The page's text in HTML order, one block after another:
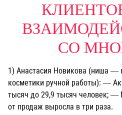
СО
1) Анастасия Новикова (ниша —
косметики ручной работы): —
тысяч до 29,9 тысяч человек; —
от продаж выросла в три раза.